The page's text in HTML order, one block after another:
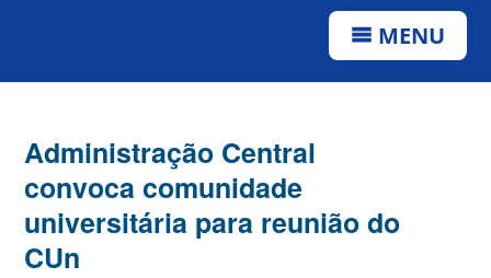
MENU
Administração Central
convoca comunidade
universitária para reunião do
CUn